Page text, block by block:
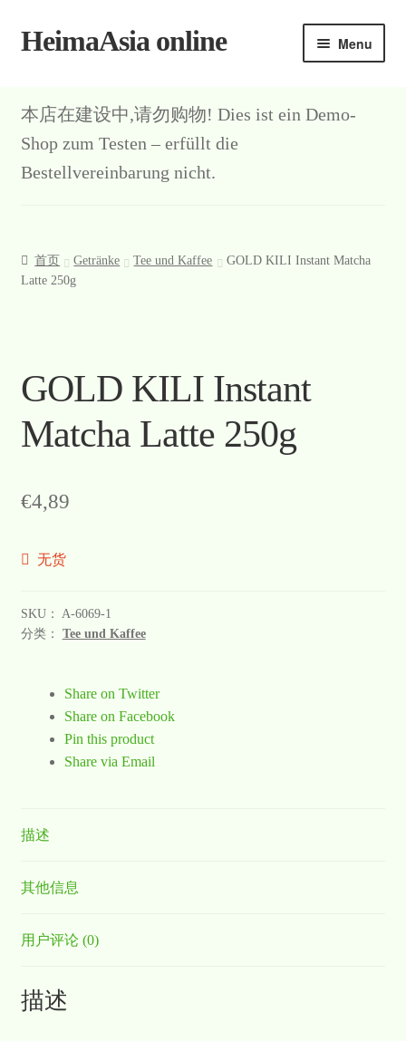
Skip
Skip
HeimaAsia online Menu
本店在建设中,请勿购物! Dies ist ein Demo-
Shop zum Testen – erfüllt die
Bestellvereinbarung nicht.
首页 Getränke Tee und Kaffee
GOLD KILI Instant Matcha
Latte 250g
GOLD KILI Instant
Matcha Latte 250g
€4,89
无货
SKU： A-6069-1
分类： Tee und Kaffee
Share on Twitter
Share on Facebook
Pin this product
Share via Email
描述
其他信息
用户评论 (0)
描述